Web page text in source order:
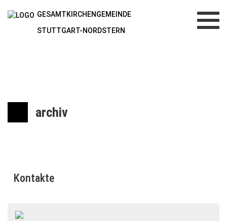
GESAMTKIRCHENGEMEINDE
STUTTGART-NORDSTERN
archiv
Kontakte